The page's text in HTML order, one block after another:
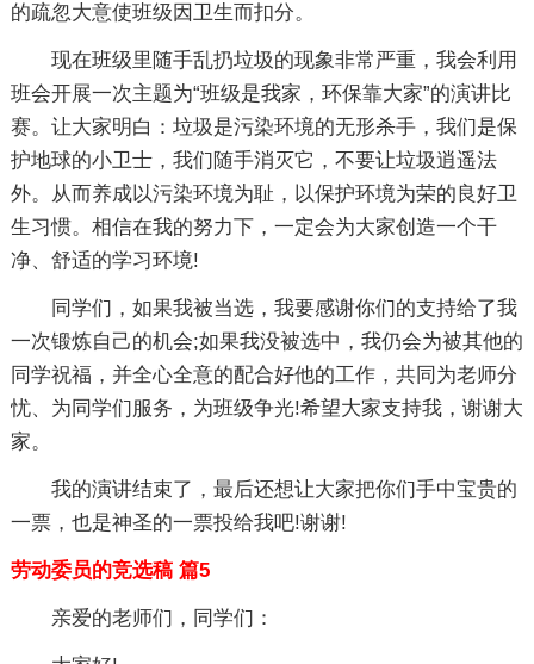
的疏忽大意使班级因卫生而扣分。
现在班级里随手乱扔垃圾的现象非常严重，我会利用
班会开展一次主题为“班级是我家，环保靠大家”的演讲比
赛。让大家明白：垃圾是污染环境的无形杀手，我们是保
护地球的小卫士，我们随手消灭它，不要让垃圾逍遥法
外。从而养成以污染环境为耻，以保护环境为荣的良好卫
生习惯。相信在我的努力下，一定会为大家创造一个干
净、舒适的学习环境!
同学们，如果我被当选，我要感谢你们的支持给了我
一次锻炼自己的机会;如果我没被选中，我仍会为被其他的
同学祝福，并全心全意的配合好他的工作，共同为老师分
忧、为同学们服务，为班级争光!希望大家支持我，谢谢大
家。
我的演讲结束了，最后还想让大家把你们手中宝贵的
一票，也是神圣的一票投给我吧!谢谢!
劳动委员的竞选稿 篇5
亲爱的老师们，同学们：